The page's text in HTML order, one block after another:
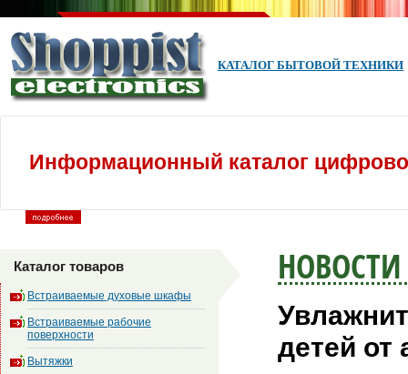
КАТАЛОГ БЫТОВОЙ ТЕХНИКИ
Информационный каталог
Каталог товаров
Встраиваемые духовые шкафы
Встраиваемые рабочие
поверхности
Вытяжки
НОВОСТИ
детей от